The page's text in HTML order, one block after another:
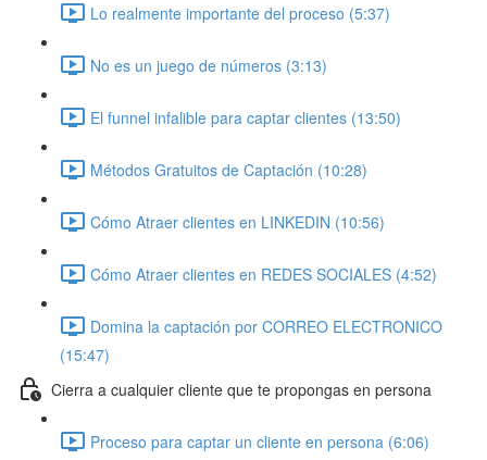
Lo realmente importante del proceso (5:37)
No es un juego de números (3:13)
El funnel infalible para captar clientes (13:50)
Métodos Gratuitos de Captación (10:28)
Cómo Atraer clientes en LINKEDIN (10:56)
Cómo Atraer clientes en REDES SOCIALES (4:52)
Domina la captación por CORREO ELECTRONICO
(15:47)
Cierra a cualquier cliente que te propongas en persona
Proceso para captar un cliente en persona (6:06)